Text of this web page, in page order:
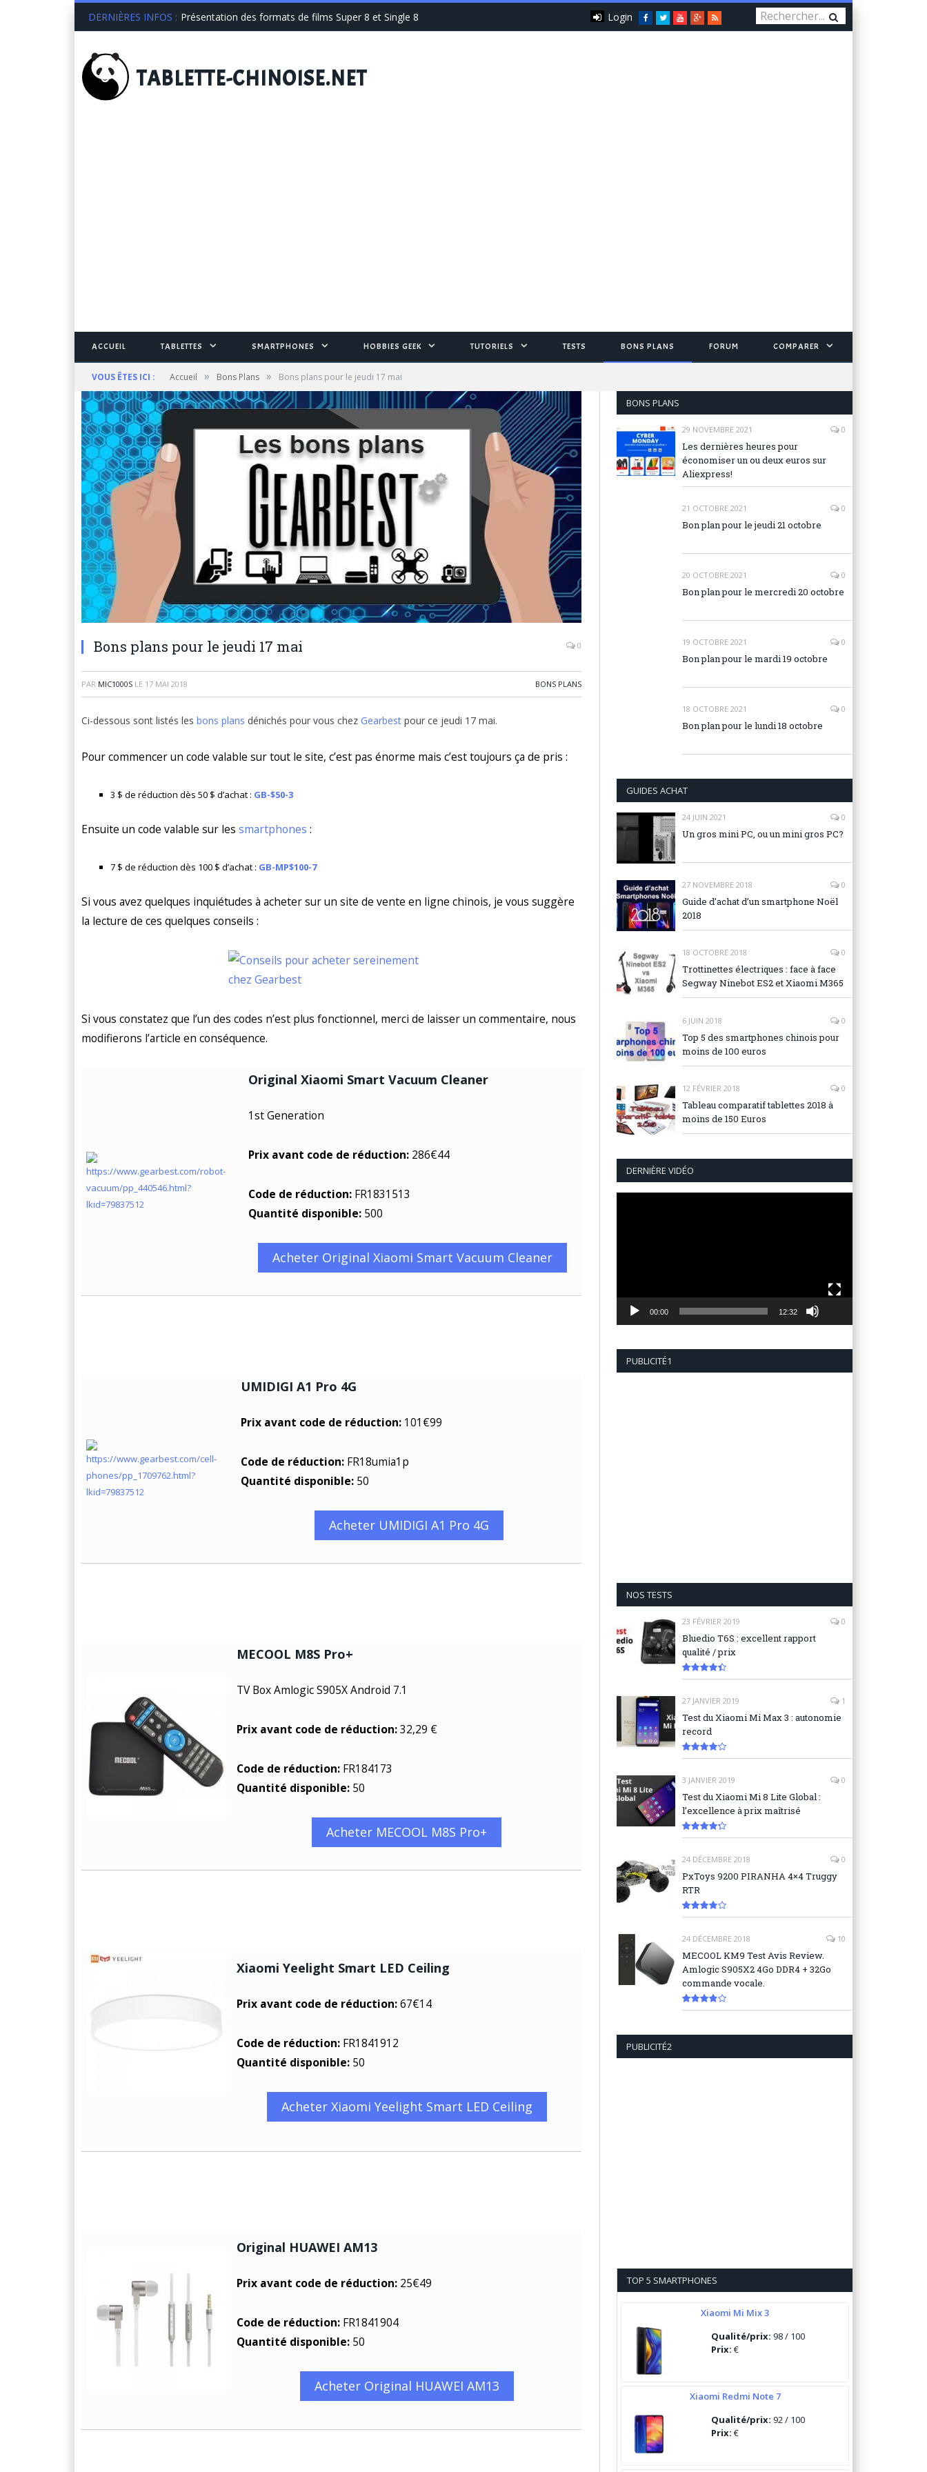
DERNIÈRES INFOS : Présentation des formats de films Super 8 et Single 8 Facebook
TwitterYou
Tube
Google+
RSS
Login
TABLETTE-CHINOISE.NET
ACCUEIL TABLETTES SMARTPHONES HOBBIES GEEK TUTORIELS TESTS BONS PLANS FORUM COMPARER
VOUS ÊTES ICI : Accueil » Bons Plans » Bons plans pour le jeudi 17 mai
Bons plans pour le jeudi 17 mai 0
PAR MIC1000S LE 17 MAI 2018 BONS PLANS
Ci-dessous sont listés les bons plans dénichés pour vous chez Gearbest pour ce jeudi 17 mai.
Pour commencer un code valable sur tout le site, c’est pas énorme mais c’est toujours ça de pris :
3 $ de réduction dès 50 $ d’achat : GB-$50-3
Ensuite un code valable sur les smartphones :
7 $ de réduction dès 100 $ d’achat : GB-MP$100-7
Si vous avez quelques inquiétudes à acheter sur un site de vente en ligne chinois, je vous suggère
la lecture de ces quelques conseils :
Si vous constatez que l’un des codes n’est plus fonctionnel, merci de laisser un commentaire, nous
modifierons l’article en conséquence.
Original Xiaomi Smart Vacuum Cleaner
1st Generation
Prix avant code de réduction: 286€44
Code de réduction: FR1831513
Quantité disponible: 500
Acheter Original Xiaomi Smart Vacuum Cleaner
UMIDIGI A1 Pro 4G
Prix avant code de réduction: 101€99
Code de réduction: FR18umia1p
Quantité disponible: 50
Acheter UMIDIGI A1 Pro 4G
MECOOL M8S Pro+
TV Box Amlogic S905X Android 7.1
Prix avant code de réduction:32,29 €
Code de réduction: FR184173
Quantité disponible: 50
Acheter MECOOL M8S Pro+
Xiaomi Yeelight Smart LED Ceiling
Prix avant code de réduction:67€14
Code de réduction: FR1841912
Quantité disponible: 50
Acheter Xiaomi Yeelight Smart LED Ceiling
Original HUAWEI AM13
Prix avant code de réduction: 25€49
Code de réduction: FR1841904
Quantité disponible: 50
Acheter Original HUAWEI AM13
BONS PLANS
29 NOVEMBRE 2021 0
Les dernières heures pour
économiser un ou deux euros sur
Aliexpress!
21 OCTOBRE 2021 0
Bon plan pour le jeudi 21 octobre
20 OCTOBRE 2021 0
Bon plan pour le mercredi 20 octobre
19 OCTOBRE 2021 0
Bon plan pour le mardi 19 octobre
18 OCTOBRE 2021 0
Bon plan pour le lundi 18 octobre
GUIDES ACHAT
24 JUIN 2021 0
Un gros mini PC, ou un mini gros PC?
27 NOVEMBRE 2018 0
Guide d’achat d’un smartphone Noël
2018
18 OCTOBRE 2018 0
Trottinettes électriques : face à face
Segway Ninebot ES2 et Xiaomi M365
6 JUIN 2018 0
Top 5 des smartphones chinois pour
moins de 100 euros
12 FÉVRIER 2018 0
Tableau comparatif tablettes 2018 à
moins de 150 Euros
DERNIÈRE VIDÉO
00:00 12:32
PUBLICITÉ1
NOS TESTS
23 FÉVRIER 2019 0
Bluedio T6S : excellent rapport
qualité / prix
27 JANVIER 2019 1
Test du Xiaomi Mi Max 3 : autonomie
record
3 JANVIER 2019 0
Test du Xiaomi Mi 8 Lite Global :
l’excellence à prix maîtrisé
24 DÉCEMBRE 2018 0
PxToys 9200 PIRANHA 4×4 Truggy
RTR
24 DÉCEMBRE 2018 10
MECOOL KM9 Test Avis Review.
Amlogic S905X2 4Go DDR4 + 32Go
commande vocale.
PUBLICITÉ2
TOP 5 SMARTPHONES
Xiaomi Mi Mix 3
Qualité/prix:98 / 100
Prix:€
Xiaomi Redmi Note 7
Qualité/prix:92 / 100
Prix:€